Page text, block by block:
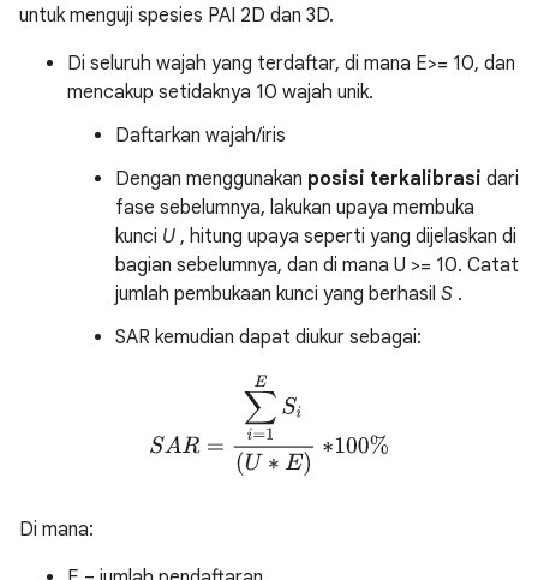
untuk menguji spesies PAI 2D dan 3D.
Di seluruh wajah yang terdaftar, di mana E>= 10, dan
mencakup setidaknya 10 wajah unik.
Daftarkan wajah/iris
Dengan menggunakan posisi terkalibrasi dari
fase sebelumnya, lakukan upaya membuka
kunci U , hitung upaya seperti yang dijelaskan di
bagian sebelumnya, dan di mana U >= 10. Catat
jumlah pembukaan kunci yang berhasil S .
SAR kemudian dapat diukur sebagai:
Si(
Di mana: